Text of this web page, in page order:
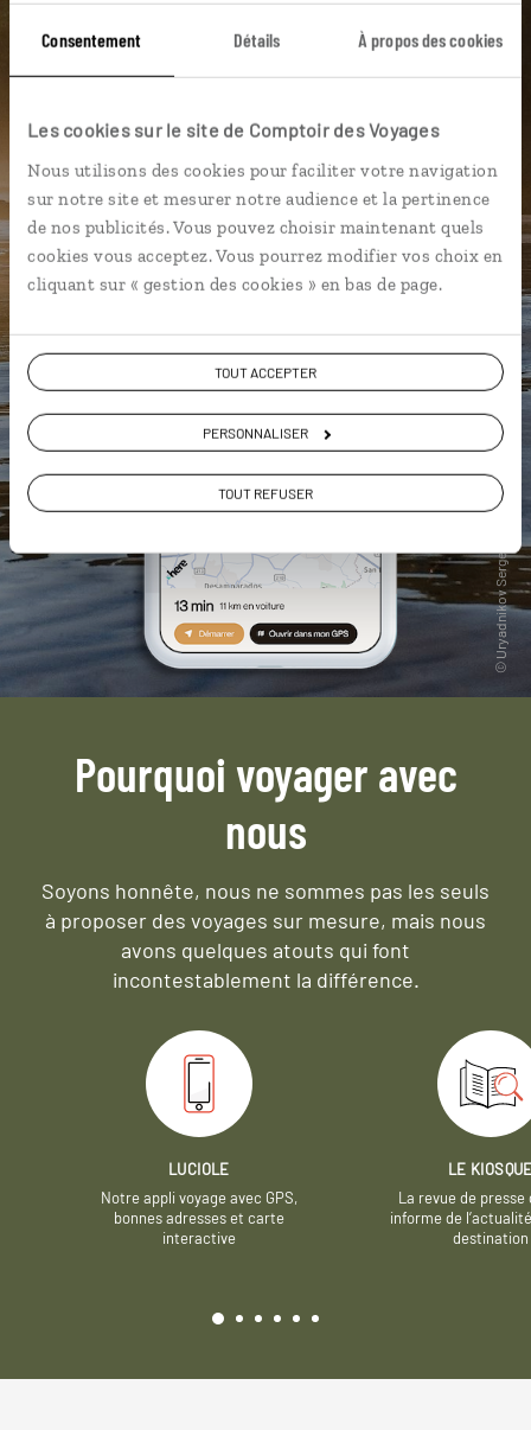
Consentement Détails À propos des cookies
Les cookies sur le site de Comptoir des Voyages
Nous utilisons des cookies pour faciliter votre navigation
sur notre site et mesurer notre audience et la pertinence
de nos publicités. Vous pouvez choisir maintenant quels
cookies vous acceptez. Vous pourrez modifier vos choix en
cliquant sur « gestion des cookies » en bas de page.
TOUT ACCEPTER
PERSONNALISER
TOUT REFUSER
Pourquoi voyager avec
nous
Soyons honnête, nous ne sommes pas les seuls
à proposer des voyages sur mesure, mais nous
avons quelques atouts qui font
incontestablement la différence.
LUCIOLE
Notre appli voyage avec GPS,
bonnes adresses et carte
interactive
LE
La revue de presse
informe de
destination